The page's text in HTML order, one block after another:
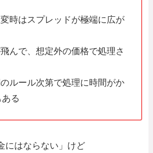
時はスプレッドが極端に広が
んで、想定外の価格で処理さ
ルール次第で処理に時間がか
る
にはならない」けど